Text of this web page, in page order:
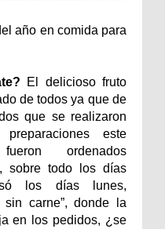
año en comida para
El delicioso fruto
de todos ya que de
que se realizaron
este
ordenados
sobre todo los días
los días lunes,
sin carne”, donde la
en los pedidos, ¿se